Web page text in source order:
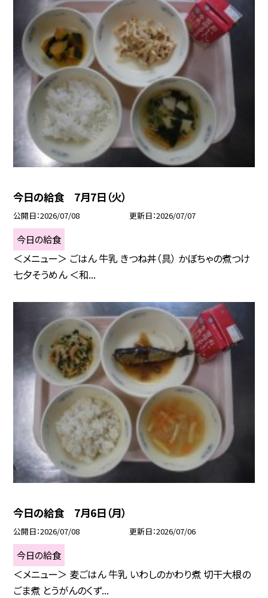
今日の給食 7月7日（火）
公開日 2026/07/08 更新日 2026/07/07
今日の給食
＜メニュー＞ ごはん 牛乳 きつね丼（具） かぼちゃの煮つけ
七夕そうめん ＜和...
今日の給食 7月6日（月）
公開日 2026/07/08 更新日 2026/07/06
今日の給食
＜メニュー＞ 麦ごはん 牛乳 いわしのかわり煮 切干大根の
ごま煮 とうがんのくず...